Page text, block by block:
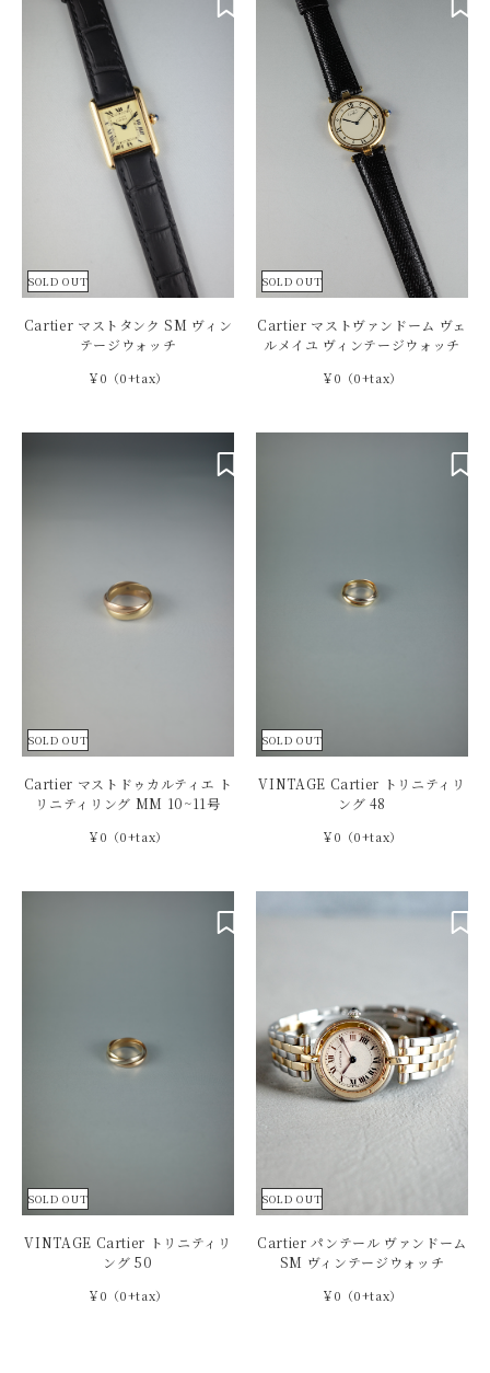
SOLD OUT
Cartier マストタンク SM ヴィン
テージウォッチ
￥0（0+tax）
SOLD OUT
Cartier マストヴァンドーム ヴェ
ルメイユ ヴィンテージウォッチ
￥0（0+tax）
SOLD OUT
Cartier マストドゥカルティエ ト
リニティリング MM 10~11号
￥0（0+tax）
SOLD OUT
VINTAGE Cartier トリニティリ
ング 48
￥0（0+tax）
SOLD OUT
VINTAGE Cartier トリニティリ
ング 50
￥0（0+tax）
SOLD OUT
Cartier パンテール ヴァンドーム
SM ヴィンテージウォッチ
￥0（0+tax）